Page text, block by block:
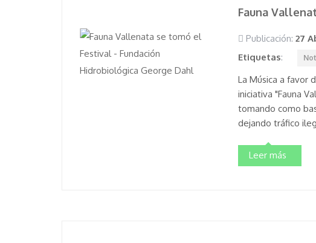
Fauna
Publicación: 27
Etiquetas:
La Música a favor
iniciativa "Fauna
tomando como
dejando tráfico
Leer más